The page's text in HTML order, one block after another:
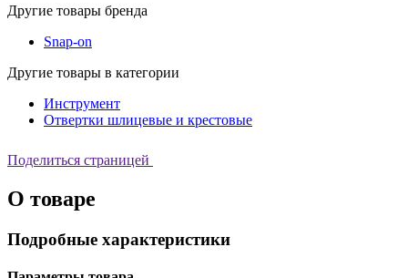
Другие товары бренда
Snap-on
Другие товары в категории
Инструмент
Отвертки шлицевые и крестовые
Поделиться страницей
О товаре
Подробные характеристики